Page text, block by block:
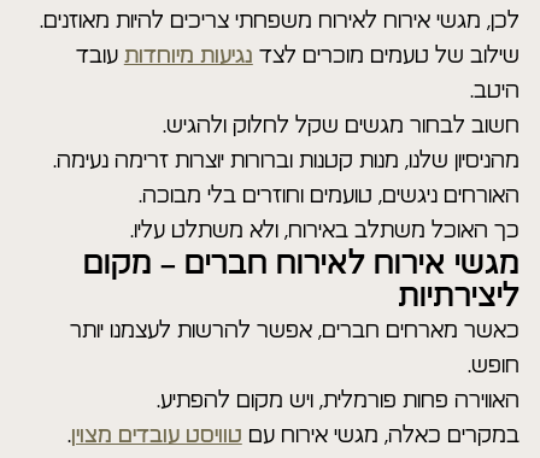
לכן, מגשי אירוח לאירוח משפחתי צריכים להיות מאוזנים.
שילוב של טעמים מוכרים לצד נגיעות מיוחדות עובד
היטב.
חשוב לבחור מגשים שקל לחלוק ולהגיש.
מהניסיון שלנו, מנות קטנות וברורות יוצרות זרימה נעימה.
האורחים ניגשים, טועמים וחוזרים בלי מבוכה.
כך האוכל משתלב באירוח, ולא משתלט עליו.
מגשי אירוח לאירוח חברים – מקום
ליצירתיות
כאשר מארחים חברים, אפשר להרשות לעצמנו יותר
חופש.
האווירה פחות פורמלית, ויש מקום להפתיע.
במקרים כאלה, מגשי אירוח עם טוויסט עובדים מצוין.